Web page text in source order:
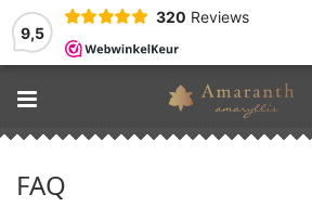
9,5
320 Reviews
FAQ